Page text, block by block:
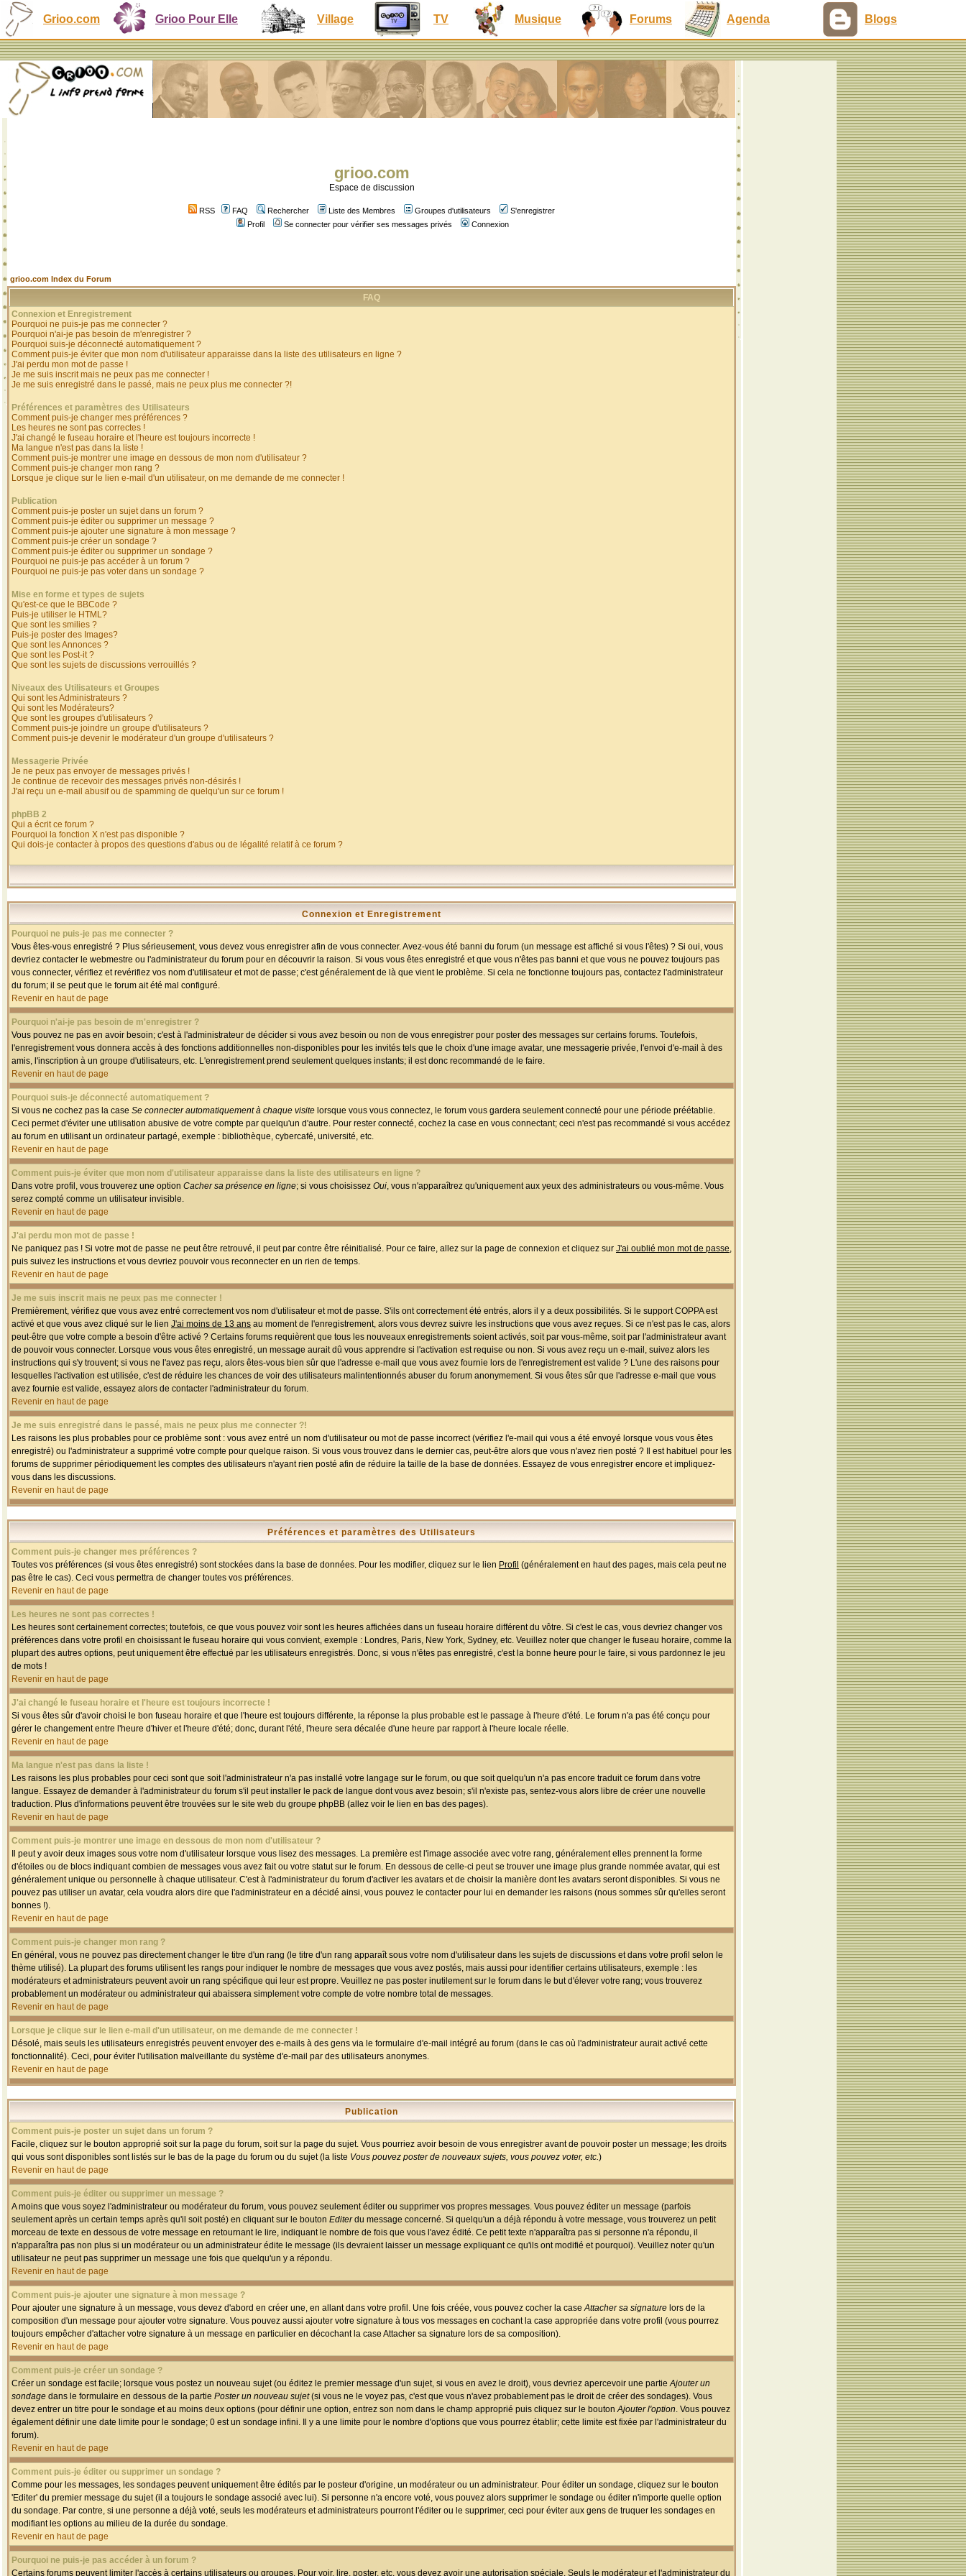
Grioo.com Grioo Pour Elle Village TV Musique Forums Agenda Blogs
grioo.com
Espace de discussion
RSS FAQ Rechercher Liste des Membres Groupes d'utilisateurs
S'enregistrer
Profil
Se connecter pour vérifier ses messages privés Connexion
grioo.com Index du Forum
FAQ
Connexion et Enregistrement
Pourquoi ne puis-je pas me connecter ?
Pourquoi n'ai-je pas besoin de m'enregistrer ?
Pourquoi suis-je déconnecté automatiquement ?
Comment puis-je éviter que mon nom d'utilisateur apparaisse dans la liste des utilisateurs en ligne ?
J'ai perdu mon mot de passe !
Je me suis inscrit mais ne peux pas me connecter !
Je me suis enregistré dans le passé, mais ne peux plus me connecter ?!
Préférences et paramètres des Utilisateurs
Comment puis-je changer mes préférences ?
Les heures ne sont pas correctes !
J'ai changé le fuseau horaire et l'heure est toujours incorrecte !
Ma langue n'est pas dans la liste !
Comment puis-je montrer une image en dessous de mon nom d'utilisateur ?
Comment puis-je changer mon rang ?
Lorsque je clique sur le lien e-mail d'un utilisateur, on me demande de me connecter !
Publication
Comment puis-je poster un sujet dans un forum ?
Comment puis-je éditer ou supprimer un message ?
Comment puis-je ajouter une signature à mon message ?
Comment puis-je créer un sondage ?
Comment puis-je éditer ou supprimer un sondage ?
Pourquoi ne puis-je pas accéder à un forum ?
Pourquoi ne puis-je pas voter dans un sondage ?
Mise en forme et types de sujets
Qu'est-ce que le BBCode ?
Puis-je utiliser le HTML?
Que sont les smilies ?
Puis-je poster des Images?
Que sont les Annonces ?
Que sont les Post-it ?
Que sont les sujets de discussions verrouillés ?
Niveaux des Utilisateurs et Groupes
Qui sont les Administrateurs ?
Qui sont les Modérateurs?
Que sont les groupes d'utilisateurs ?
Comment puis-je joindre un groupe d'utilisateurs ?
Comment puis-je devenir le modérateur d'un groupe d'utilisateurs ?
Messagerie Privée
Je ne peux pas envoyer de messages privés !
Je continue de recevoir des messages privés non-désirés !
J'ai reçu un e-mail abusif ou de spamming de quelqu'un sur ce forum !
phpBB 2
Qui a écrit ce forum ?
Pourquoi la fonction X n'est pas disponible ?
Qui dois-je contacter à propos des questions d'abus ou de légalité relatif à ce forum ?
Connexion et Enregistrement
Pourquoi ne puis-je pas me connecter ?
Vous êtes-vous enregistré ? Plus sérieusement, vous devez vous enregistrer afin de vous connecter. Avez-vous été banni du forum (un message est affiché si vous l'êtes) ? Si oui, vous
devriez contacter le webmestre ou l'administrateur du forum pour en découvrir la raison. Si vous vous êtes enregistré et que vous n'êtes pas banni et que vous ne pouvez toujours pas
vous connecter, vérifiez et revérifiez vos nom d'utilisateur et mot de passe; c'est généralement de là que vient le problème. Si cela ne fonctionne toujours pas, contactez l'administrateur
du forum; il se peut que le forum ait été mal configuré.
Revenir en haut de page
Pourquoi n'ai-je pas besoin de m'enregistrer ?
Vous pouvez ne pas en avoir besoin; c'est à l'administrateur de décider si vous avez besoin ou non de vous enregistrer pour poster des messages sur certains forums. Toutefois,
l'enregistrement vous donnera accès à des fonctions additionnelles non-disponibles pour les invités tels que le choix d'une image avatar, une messagerie privée, l'envoi d'e-mail à des
amis, l'inscription à un groupe d'utilisateurs, etc. L'enregistrement prend seulement quelques instants; il est donc recommandé de le faire.
Revenir en haut de page
Pourquoi suis-je déconnecté automatiquement ?
Si vous ne cochez pas la case Se connecter automatiquement à chaque visite lorsque vous vous connectez, le forum vous gardera seulement connecté pour une période préétablie.
Ceci permet d'éviter une utilisation abusive de votre compte par quelqu'un d'autre. Pour rester connecté, cochez la case en vous connectant; ceci n'est pas recommandé si vous accédez
au forum en utilisant un ordinateur partagé, exemple : bibliothèque, cybercafé, université, etc.
Revenir en haut de page
Comment puis-je éviter que mon nom d'utilisateur apparaisse dans la liste des utilisateurs en ligne ?
Dans votre profil, vous trouverez une option Cacher sa présence en ligne; si vous choisissez Oui, vous n'apparaîtrez qu'uniquement aux yeux des administrateurs ou vous-même. Vous
serez compté comme un utilisateur invisible.
Revenir en haut de page
J'ai perdu mon mot de passe !
Ne paniquez pas ! Si votre mot de passe ne peut être retrouvé, il peut par contre être réinitialisé. Pour ce faire, allez sur la page de connexion et cliquez sur J'ai oublié mon mot de passe,
puis suivez les instructions et vous devriez pouvoir vous reconnecter en un rien de temps.
Revenir en haut de page
Je me suis inscrit mais ne peux pas me connecter !
Premièrement, vérifiez que vous avez entré correctement vos nom d'utilisateur et mot de passe. S'ils ont correctement été entrés, alors il y a deux possibilités. Si le support COPPA est
activé et que vous avez cliqué sur le lien J'ai moins de 13 ans au moment de l'enregistrement, alors vous devrez suivre les instructions que vous avez reçues. Si ce n'est pas le cas, alors
peut-être que votre compte a besoin d'être activé ? Certains forums requièrent que tous les nouveaux enregistrements soient activés, soit par vous-même, soit par l'administrateur avant
de pouvoir vous connecter. Lorsque vous vous êtes enregistré, un message aurait dû vous apprendre si l'activation est requise ou non. Si vous avez reçu un e-mail, suivez alors les
instructions qui s'y trouvent; si vous ne l'avez pas reçu, alors êtes-vous bien sûr que l'adresse e-mail que vous avez fournie lors de l'enregistrement est valide ? L'une des raisons pour
lesquelles l'activation est utilisée, c'est de réduire les chances de voir des utilisateurs malintentionnés abuser du forum anonymement. Si vous êtes sûr que l'adresse e-mail que vous
avez fournie est valide, essayez alors de contacter l'administrateur du forum.
Revenir en haut de page
Je me suis enregistré dans le passé, mais ne peux plus me connecter ?!
Les raisons les plus probables pour ce problème sont : vous avez entré un nom d'utilisateur ou mot de passe incorrect (vérifiez l'e-mail qui vous a été envoyé lorsque vous vous êtes
enregistré) ou l'administrateur a supprimé votre compte pour quelque raison. Si vous vous trouvez dans le dernier cas, peut-être alors que vous n'avez rien posté ? Il est habituel pour les
forums de supprimer périodiquement les comptes des utilisateurs n'ayant rien posté afin de réduire la taille de la base de données. Essayez de vous enregistrer encore et impliquez-
vous dans les discussions.
Revenir en haut de page
Préférences et paramètres des Utilisateurs
Comment puis-je changer mes préférences ?
Toutes vos préférences (si vous êtes enregistré) sont stockées dans la base de données. Pour les modifier, cliquez sur le lien Profil (généralement en haut des pages, mais cela peut ne
pas être le cas). Ceci vous permettra de changer toutes vos préférences.
Revenir en haut de page
Les heures ne sont pas correctes !
Les heures sont certainement correctes; toutefois, ce que vous pouvez voir sont les heures affichées dans un fuseau horaire différent du vôtre. Si c'est le cas, vous devriez changer vos
préférences dans votre profil en choisissant le fuseau horaire qui vous convient, exemple : Londres, Paris, New York, Sydney, etc. Veuillez noter que changer le fuseau horaire, comme la
plupart des autres options, peut uniquement être effectué par les utilisateurs enregistrés. Donc, si vous n'êtes pas enregistré, c'est la bonne heure pour le faire, si vous pardonnez le jeu
de mots !
Revenir en haut de page
J'ai changé le fuseau horaire et l'heure est toujours incorrecte !
Si vous êtes sûr d'avoir choisi le bon fuseau horaire et que l'heure est toujours différente, la réponse la plus probable est le passage à l'heure d'été. Le forum n'a pas été conçu pour
gérer le changement entre l'heure d'hiver et l'heure d'été; donc, durant l'été, l'heure sera décalée d'une heure par rapport à l'heure locale réelle.
Revenir en haut de page
Ma langue n'est pas dans la liste !
Les raisons les plus probables pour ceci sont que soit l'administrateur n'a pas installé votre langage sur le forum, ou que soit quelqu'un n'a pas encore traduit ce forum dans votre
langue. Essayez de demander à l'administrateur du forum s'il peut installer le pack de langue dont vous avez besoin; s'il n'existe pas, sentez-vous alors libre de créer une nouvelle
traduction. Plus d'informations peuvent être trouvées sur le site web du groupe phpBB (allez voir le lien en bas des pages).
Revenir en haut de page
Comment puis-je montrer une image en dessous de mon nom d'utilisateur ?
Il peut y avoir deux images sous votre nom d'utilisateur lorsque vous lisez des messages. La première est l'image associée avec votre rang, généralement elles prennent la forme
d'étoiles ou de blocs indiquant combien de messages vous avez fait ou votre statut sur le forum. En dessous de celle-ci peut se trouver une image plus grande nommée avatar, qui est
généralement unique ou personnelle à chaque utilisateur. C'est à l'administrateur du forum d'activer les avatars et de choisir la manière dont les avatars seront disponibles. Si vous ne
pouvez pas utiliser un avatar, cela voudra alors dire que l'administrateur en a décidé ainsi, vous pouvez le contacter pour lui en demander les raisons (nous sommes sûr qu'elles seront
bonnes !).
Revenir en haut de page
Comment puis-je changer mon rang ?
En général, vous ne pouvez pas directement changer le titre d'un rang (le titre d'un rang apparaît sous votre nom d'utilisateur dans les sujets de discussions et dans votre profil selon le
thème utilisé). La plupart des forums utilisent les rangs pour indiquer le nombre de messages que vous avez postés, mais aussi pour identifier certains utilisateurs, exemple : les
modérateurs et administrateurs peuvent avoir un rang spécifique qui leur est propre. Veuillez ne pas poster inutilement sur le forum dans le but d'élever votre rang; vous trouverez
probablement un modérateur ou administrateur qui abaissera simplement votre compte de votre nombre total de messages.
Revenir en haut de page
Lorsque je clique sur le lien e-mail d'un utilisateur, on me demande de me connecter !
Désolé, mais seuls les utilisateurs enregistrés peuvent envoyer des e-mails à des gens via le formulaire d'e-mail intégré au forum (dans le cas où l'administrateur aurait activé cette
fonctionnalité). Ceci, pour éviter l'utilisation malveillante du système d'e-mail par des utilisateurs anonymes.
Revenir en haut de page
Publication
Comment puis-je poster un sujet dans un forum ?
Facile, cliquez sur le bouton approprié soit sur la page du forum, soit sur la page du sujet. Vous pourriez avoir besoin de vous enregistrer avant de pouvoir poster un message; les droits
qui vous sont disponibles sont listés sur le bas de la page du forum ou du sujet (la liste Vous pouvez poster de nouveaux sujets, vous pouvez voter, etc.)
Revenir en haut de page
Comment puis-je éditer ou supprimer un message ?
A moins que vous soyez l'administrateur ou modérateur du forum, vous pouvez seulement éditer ou supprimer vos propres messages. Vous pouvez éditer un message (parfois
seulement après un certain temps après qu'il soit posté) en cliquant sur le bouton Editerdu message concerné. Si quelqu'un a déjà répondu à votre message, vous trouverez un petit
morceau de texte en dessous de votre message en retournant le lire, indiquant le nombre de fois que vous l'avez édité. Ce petit texte n'apparaîtra pas si personne n'a répondu, il
n'apparaîtra pas non plus si un modérateur ou un administrateur édite le message (ils devraient laisser un message expliquant ce qu'ils ont modifié et pourquoi). Veuillez noter qu'un
utilisateur ne peut pas supprimer un message une fois que quelqu'un y a répondu.
Revenir en haut de page
Comment puis-je ajouter une signature à mon message ?
Pour ajouter une signature à un message, vous devez d'abord en créer une, en allant dans votre profil. Une fois créée, vous pouvez cocher la caseAttacher sa signature lors de la
composition d'un message pour ajouter votre signature. Vous pouvez aussi ajouter votre signature à tous vos messages en cochant la case appropriée dans votre profil (vous pourrez
toujours empêcher d'attacher votre signature à un message en particulier en décochant la case Attacher sa signature lors de sa composition).
Revenir en haut de page
Comment puis-je créer un sondage ?
Créer un sondage est facile; lorsque vous postez un nouveau sujet (ou éditez le premier message d'un sujet, si vous en avez le droit), vous devriez apercevoir une partieAjouter un
sondage dans le formulaire en dessous de la partie Poster un nouveau sujet(si vous ne le voyez pas, c'est que vous n'avez probablement pas le droit de créer des sondages). Vous
devez entrer un titre pour le sondage et au moins deux options (pour définir une option, entrez son nom dans le champ approprié puis cliquez sur le boutonAjouter l'option. Vous pouvez
également définir une date limite pour le sondage; 0 est un sondage infini. Il y a une limite pour le nombre d'options que vous pourrez établir; cette limite est fixée par l'administrateur du
forum).
Revenir en haut de page
Comment puis-je éditer ou supprimer un sondage ?
Comme pour les messages, les sondages peuvent uniquement être édités par le posteur d'origine, un modérateur ou un administrateur. Pour éditer un sondage, cliquez sur le bouton
'Editer' du premier message du sujet (il a toujours le sondage associé avec lui). Si personne n'a encore voté, vous pouvez alors supprimer le sondage ou éditer n'importe quelle option
du sondage. Par contre, si une personne a déjà voté, seuls les modérateurs et administrateurs pourront l'éditer ou le supprimer, ceci pour éviter aux gens de truquer les sondages en
modifiant les options au milieu de la durée du sondage.
Revenir en haut de page
Pourquoi ne puis-je pas accéder à un forum ?
Certains forums peuvent limiter l'accès à certains utilisateurs ou groupes. Pour voir, lire, poster, etc. vous devez avoir une autorisation spéciale. Seuls le modérateur et l'administrateur du